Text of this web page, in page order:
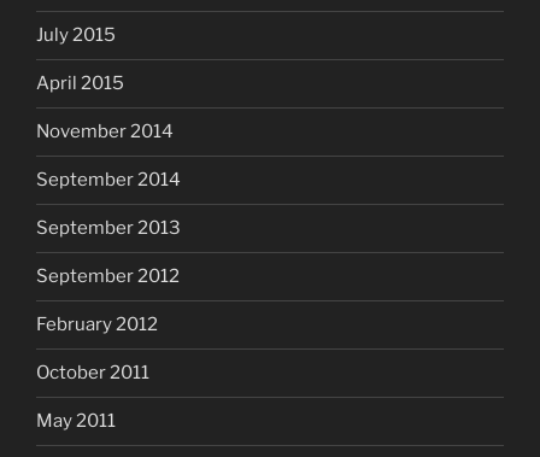
July 2015
April 2015
November 2014
September 2014
September 2013
September 2012
February 2012
October 2011
May 2011